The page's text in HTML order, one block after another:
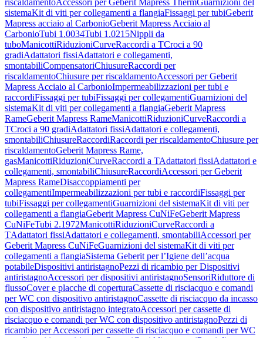
riscaldamentoAccessori per Geberit Mapress ThermGuarnizioni del
sistemaKit di viti per collegamenti a flangiaFissaggi per tubiGeberit
Mapress acciaio al CarbonioGeberit Mapress Acciaio al
CarbonioTubi 1.0034Tubi 1.0215Nippli da
tuboManicottiRiduzioniCurveRaccordi a TCroci a 90
gradiAdattatori fissiAdattatori e collegamenti,
smontabiliCompensatoriChiusureRaccordi per
riscaldamentoChiusure per riscaldamentoAccessori per Geberit
Mapress Acciaio al CarbonioImpermeabilizzazioni per tubi e
raccordiFissaggi per tubiFissaggi per collegamentiGuarnizioni del
sistemaKit di viti per collegamenti a flangiaGeberit Mapress
RameGeberit Mapress RameManicottiRiduzioniCurveRaccordi a
TCroci a 90 gradiAdattatori fissiAdattatori e collegamenti,
smontabiliChiusureRaccordiRaccordi per riscaldamentoChiusure per
riscaldamentoGeberit Mapress Rame,
gasManicottiRiduzioniCurveRaccordi a TAdattatori fissiAdattatori e
collegamenti, smontabiliChiusureRaccordiAccessori per Geberit
Mapress RameDisaccoppiamenti per
collegamentiImpermeabilizzazioni per tubi e raccordiFissaggi per
tubiFissaggi per collegamentiGuarnizioni del sistemaKit di viti per
collegamenti a flangiaGeberit Mapress CuNiFeGeberit Mapress
CuNiFeTubi 2.1972ManicottiRiduzioniCurveRaccordi a
TAdattatori fissiAdattatori e collegamenti, smontabiliAccessori per
Geberit Mapress CuNiFeGuarnizioni del sistemaKit di viti per
collegamenti a flangiaSistema Geberit per l’Igiene dell’acqua
potabileDispositivi antiristagnoPezzi di ricambio per Dispositivi
antiristagnoAccessori per dispositivi antiristagnoSensoriRiduttore di
flussoCover e placche di coperturaCassette di risciacquo e comandi
per WC con dispositivo antiristagnoCassette di risciacquo da incasso
con dispositivo antiristagno integratoAccessori per cassette di
risciacquo e comandi per WC con dispositivo antiristagnoPezzi di
ricambio per Accessori per cassette di risciacquo e comandi per WC